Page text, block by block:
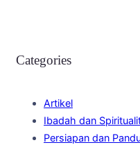
Categories
Artikel
Ibadah dan
Persiapan dan